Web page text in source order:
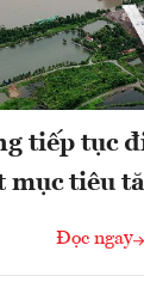
tiếp tục
mục tiêu
Đọc ngay